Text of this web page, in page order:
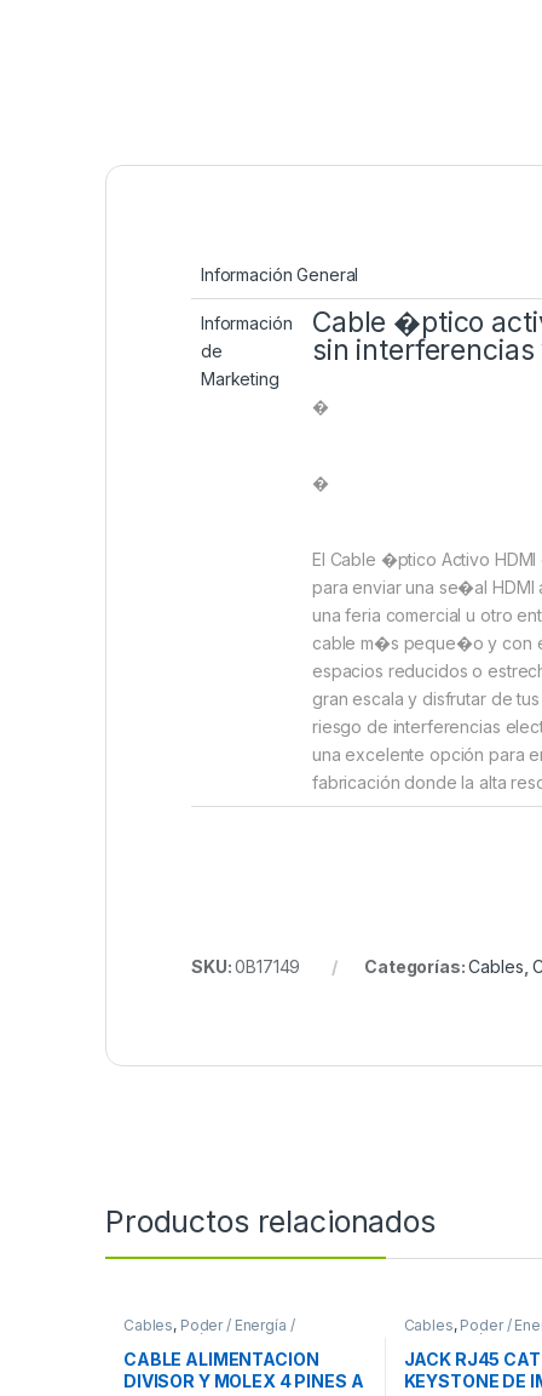
Información General
Información
de
Marketing
Cable �ptico
sin
�
�
El Cable �ptico Activo
para enviar una se�al
una feria comercial u otro
cable m�s peque�o y con
espacios reducidos o
gran escala y disfrutar de
riesgo de interferencias
una excelente opción para
fabricación donde la alta
SKU:0B17149 Categorías:Cables ,
Productos relacionados
Cables, Poder / Energía /
Alimentación
CABLE ALIMENTACION
DIVISOR Y MOLEX 4 PINES A
Cables, Poder /
Alimentación
JACK RJ45
KEYSTONE DE